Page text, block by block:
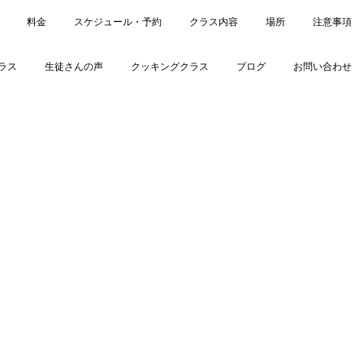
料金 スケジュール・予約 クラス内容 場所 注意事項
ス 生徒さんの声 クッキングクラス ブログ お問い合わせ